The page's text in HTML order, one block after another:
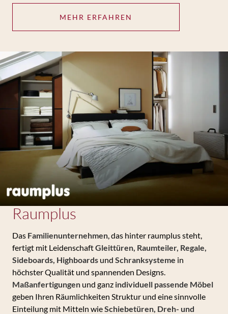
MEHR ERFAHREN
Raumplus
Das Familienunternehmen, das hinter raumplus steht,
fertigt mit LeidenschaftGleittüren, Raumteiler, Regale,
Sideboards, Highboards und Schranksysteme in
höchster Qualität und spannenden Designs.
Maßanfertigungen und ganz individuell passende Möbel
geben Ihren Räumlichkeiten Struktur und eine sinnvolle
Einteilung mit Mitteln wieSchiebetüren, Dreh- und